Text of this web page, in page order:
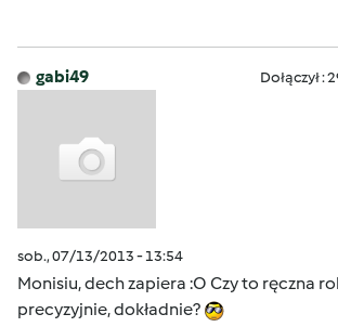
gabi49 Dołączył :
sob., 07/13/2013 - 13:54
Monisiu, dech zapiera :O Czy to ręczna
precyzyjnie, dokładnie?